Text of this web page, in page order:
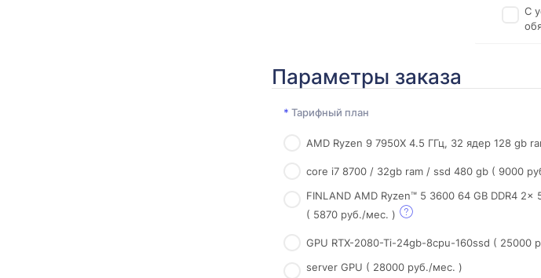
С
Параметры заказа
* Тарифный план
AMD Ryzen 9 7950X 4.5 ГГц, 32 ядер 128 gb
core i7 8700 / 32gb ram / ssd 480 gb ( 9000
FINLAND AMD Ryzen™ 5 3600 64 GB DDR4 2x
( 5870 руб./мес. )
GPU RTX-2080-Ti-24gb-8cpu-160ssd ( 25000
server GPU ( 28000 руб./мес. )